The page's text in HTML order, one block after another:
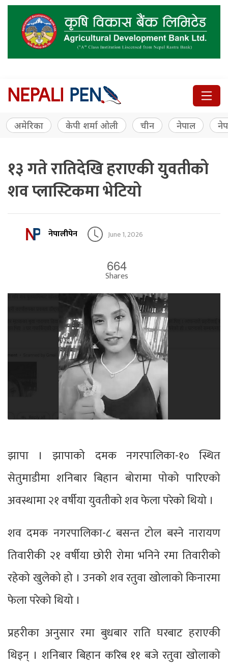
अमेरिका केपी शर्मा ओली चीन नेपाल
१३ गते रातिदेखि हराएकी युवतीको
शव प्लास्टिकमा भेटियो
नेपालीपेन June 1, 2026
664
Shares
झापा । झापाको दमक नगरपालिका-१० स्थित
सेतुमाडीमा शनिबार बिहान बोरामा पोको पारिएको
अवस्थामा २१ वर्षीया युवतीको शव फेला परेको थियो ।
शव दमक नगरपालिका-८ बसन्त टोल बस्ने नारायण
तिवारीकी २१ वर्षीया छोरी रोमा भनिने रमा तिवारीको
रहेको खुलेको हो । उनको शव रतुवा खोलाको किनारमा
फेला परेको थियो ।
प्रहरीका अनुसार रमा बुधबार राति घरबाट हराएकी
थिइन् । शनिबार बिहान करिब ११ बजे रतुवा खोलाको